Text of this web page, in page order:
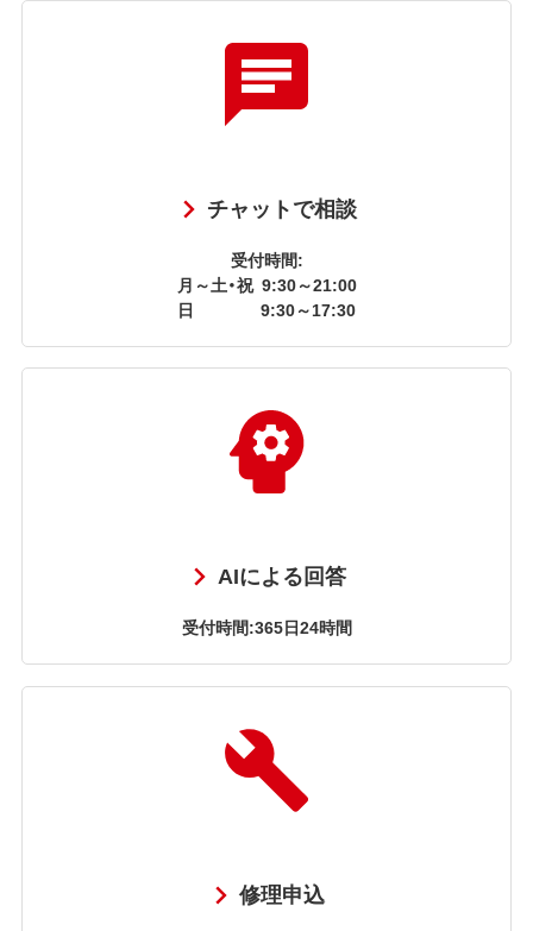
チャットで相談
受付時間:
月～土・祝 9:30～21:00
日
9:30～17:30
AIによる回答
受付時間:365日24時間
修理申込